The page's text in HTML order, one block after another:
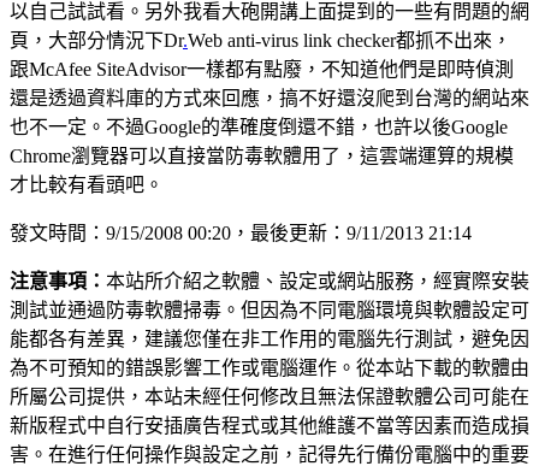
以自己試試看。另外我看大砲開講上面提到的一些有問題的網
頁，大部分情況下Dr.Web anti-virus link checker都抓不出來，
跟McAfee SiteAdvisor一樣都有點廢，不知道他們是即時偵測
還是透過資料庫的方式來回應，搞不好還沒爬到台灣的網站來
也不一定。不過Google的準確度倒還不錯，也許以後Google
Chrome瀏覽器可以直接當防毒軟體用了，這雲端運算的規模
才比較有看頭吧。
發文時間：9/15/2008 00:20，最後更新：9/11/2013 21:14
注意事項： 本站所介紹之軟體、設定或網站服務，經實際安裝
測試並通過防毒軟體掃毒。但因為不同電腦環境與軟體設定可
能都各有差異，建議您僅在非工作用的電腦先行測試，避免因
為不可預知的錯誤影響工作或電腦運作。從本站下載的軟體由
所屬公司提供，本站未經任何修改且無法保證軟體公司可能在
新版程式中自行安插廣告程式或其他維護不當等因素而造成損
害。在進行任何操作與設定之前，記得先行備份電腦中的重要